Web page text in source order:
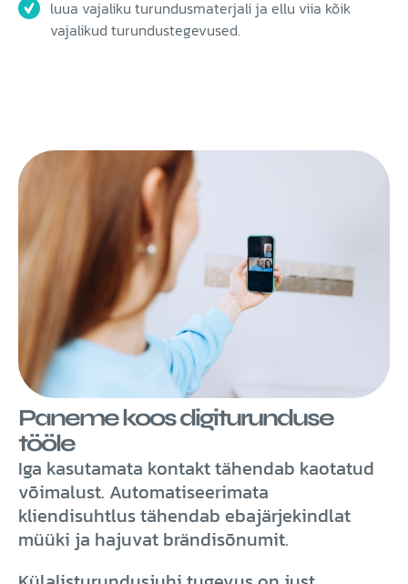
luua vajaliku turundusmaterjali ja ellu viia kõik
vajalikud turundustegevused.
Paneme koos digiturunduse
tööle
Iga kasutamata kontakt tähendab kaotatud
võimalust. Automatiseerimata
kliendisuhtlus tähendab ebajärjekindlat
müüki ja hajuvat brändisõnumit.